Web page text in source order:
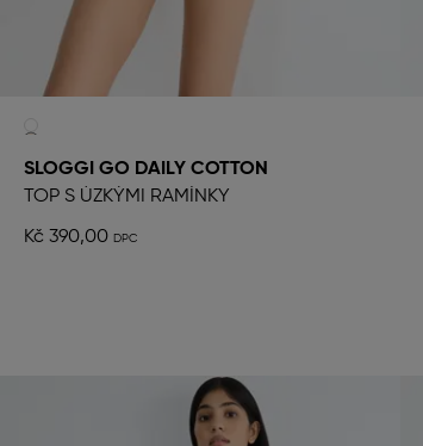
SLOGGI GO DAILY COTTON
TOP S ÚZKÝMI RAMÍNKY
Kč 390,00